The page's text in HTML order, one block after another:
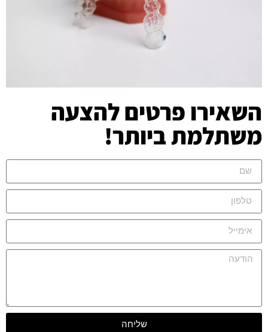
השאירו פרטים להצעה
משתלמת ביותר!
שליחה